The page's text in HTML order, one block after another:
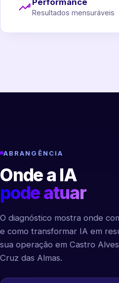
Performance
Resultados mensuráveis
ABRANGÊNCIA
Onde a IA
pode atuar
O diagnóstico mostra onde
e como transformar IA em
sua operação em Castro
Cruz das Almas.